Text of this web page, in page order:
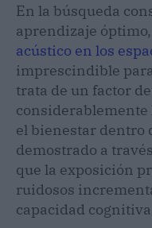
En la búsqueda
aprendizaje
acústico en los
imprescindible
trata de un factor
considerablemente
el bienestar dentro
demostrado a
que la exposición
ruidosos
capacidad